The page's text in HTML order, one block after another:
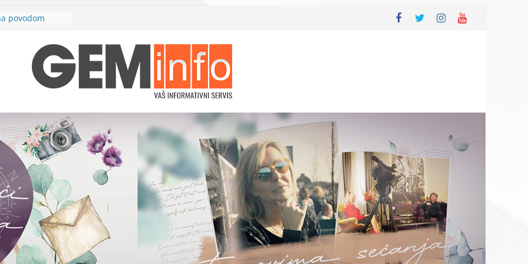
povodom
prvog rotornog
električne
u petak, 26.
Jedna šansa